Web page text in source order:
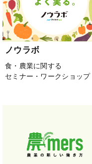
ノウラボ
食・農業に関する
セミナー・ワークショップ